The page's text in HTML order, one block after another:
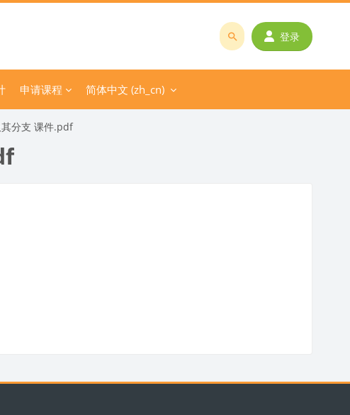
搜
登录
申请课程 简体中文 ‎(zh_cn)‎
分支 课件.pdf